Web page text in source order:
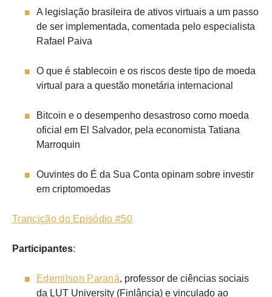
A legislação brasileira de ativos virtuais a um passo
de ser implementada, comentada pelo especialista
Rafael Paiva
O que é stablecoin e os riscos deste tipo de moeda
virtual para a questão monetária internacional
Bitcoin e o desempenho desastroso como moeda
oficial em El Salvador, pela economista Tatiana
Marroquin
Ouvintes do É da Sua Conta opinam sobre investir
em criptomoedas
Trancição do Episódio #50
Participantes:
Edemilson Paraná, professor de ciências sociais
da LUT University (Finlância) e vinculado ao